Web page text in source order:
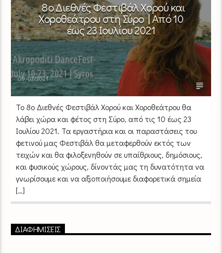
8ο Διεθνές Φεστιβάλ Χορού και
Χοροθεάτρου στη Σύρο | Από 10
έως 23 Ιουλίου 2021
09/07/2021
To 8o Διεθνές Φεστιβάλ Χορού και Χοροθεάτρου θα
λάβει χώρα και φέτος στη Σύρο, από τις 10 έως 23
Ιουλίου 2021. Τα εργαστήρια και οι παραστάσεις του
φετινού μας Φεστιβάλ θα μεταφερθούν εκτός των
τειχών και θα φιλοξενηθούν σε υπαίθριους, δημόσιους,
και φυσικούς χώρους, δίνοντάς μας τη δυνατότητα να
γνωρίσουμε και να αξιοποιήσουμε διαφορετικά σημεία
[…]
ΔΙΑΦΗΜΙΣΕΙΣ